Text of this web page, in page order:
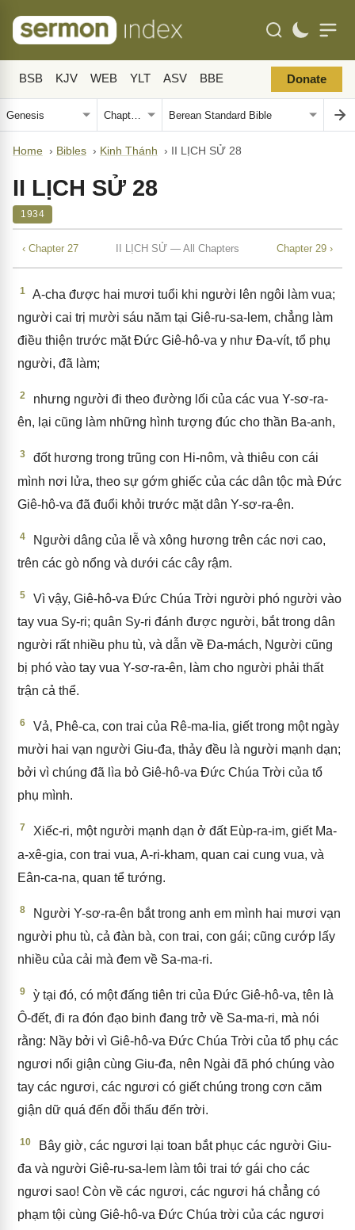
BSB KJV WEB YLT ASV BBE Donate
Home › Bibles › Kinh Thánh › II LỊCH SỬ 28
II LỊCH SỬ 28
1934
‹ Chapter 27 II LỊCH SỬ — All Chapters Chapter 29 ›
1
A-cha được hai mươi tuổi khi người lên ngôi làm vua;
người cai trị mười sáu năm tại Giê-ru-sa-lem, chẳng làm
điều thiện trước mặt Đức Giê-hô-va y như Đa-vít, tổ phụ
người, đã làm;
2
nhưng người đi theo đường lối của các vua Y-sơ-ra-
ên, lại cũng làm những hình tượng đúc cho thần Ba-anh,
3
đốt hương trong trũng con Hi-nôm, và thiêu con cái
mình nơi lửa, theo sự gớm ghiếc của các dân tộc mà Đức
Giê-hô-va đã đuổi khỏi trước mặt dân Y-sơ-ra-ên.
4
Người dâng của lễ và xông hương trên các nơi cao,
trên các gò nổng và dưới các cây rậm.
5
Vì vậy, Giê-hô-va Đức Chúa Trời người phó người vào
tay vua Sy-ri; quân Sy-ri đánh được người, bắt trong dân
người rất nhiều phu tù, và dẫn về Đa-mách, Người cũng
bị phó vào tay vua Y-sơ-ra-ên, làm cho người phải thất
trận cả thể.
6
Vả, Phê-ca, con trai của Rê-ma-lia, giết trong một ngày
mười hai vạn người Giu-đa, thảy đều là người mạnh dạn;
bởi vì chúng đã lìa bỏ Giê-hô-va Đức Chúa Trời của tổ
phụ mình.
7
Xiếc-ri, một người mạnh dạn ở đất Eùp-ra-im, giết Ma-
a-xê-gia, con trai vua, A-ri-kham, quan cai cung vua, và
Eân-ca-na, quan tể tướng.
8
Người Y-sơ-ra-ên bắt trong anh em mình hai mươi vạn
người phu tù, cả đàn bà, con trai, con gái; cũng cướp lấy
nhiều của cải mà đem về Sa-ma-ri.
9
ỳ tại đó, có một đấng tiên tri của Đức Giê-hô-va, tên là
Ô-đết, đi ra đón đạo binh đang trở về Sa-ma-ri, mà nói
rằng: Nầy bởi vì Giê-hô-va Đức Chúa Trời của tổ phụ các
ngươi nổi giận cùng Giu-đa, nên Ngài đã phó chúng vào
tay các ngươi, các ngươi có giết chúng trong cơn căm
giận dữ quá đến đỗi thấu đến trời.
10
Bây giờ, các ngươi lại toan bắt phục các người Giu-
đa và người Giê-ru-sa-lem làm tôi trai tớ gái cho các
ngươi sao! Còn về các ngươi, các ngươi há chẳng có
phạm tội cùng Giê-hô-va Đức Chúa trời của các ngươi